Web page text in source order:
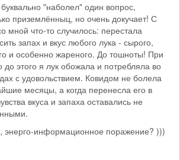
"наболел" один вопрос,
приземлённыц, но очень докучает! С
мной что-то случилось: перестала
запах и вкус любого лука - сырого,
и особенно жареного. До тошноты! При
до этого я лук обожала и потребляла во
с удовольствием. Ковидом не болела
месяцы, а когда перенесла его в
вкуса и запаха оставались не
энерго-информационное поражение? )))